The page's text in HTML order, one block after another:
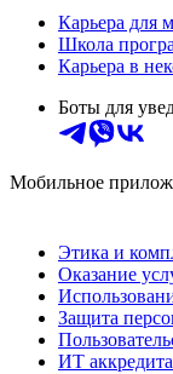
Карьера для
Школа
Карьера в
Боты для
Мобильное
Этика и
Оказание
Защита
ИТ